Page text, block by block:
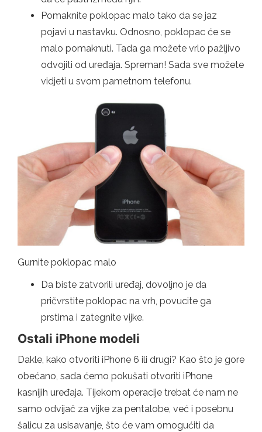
Pomaknite poklopac malo tako da se jaz
pojavi u nastavku. Odnosno, poklopac će se
malo pomaknuti. Tada ga možete vrlo pažljivo
odvojiti od uređaja. Spreman! Sada sve možete
vidjeti u svom pametnom telefonu.
Gurnite poklopac malo
Da biste zatvorili uređaj, dovoljno je da
pričvrstite poklopac na vrh, povucite ga
prstima i zategnite vijke.
Ostali iPhone modeli
Dakle, kako otvoriti iPhone 6 ili drugi? Kao što je gore
obećano, sada ćemo pokušati otvoriti iPhone
kasnijih uređaja. Tijekom operacije trebat će nam ne
samo odvijač za vijke za pentalobe, već i posebnu
šalicu za usisavanje, što će vam omogućiti da